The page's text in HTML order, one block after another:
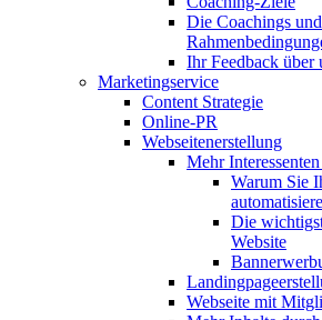
Die Coachings
Ihr Feedback über
Marketingservice
Content Strategie
Online-PR
Webseitenerstellung
Mehr
Warum Sie
Die
Website
Webseite mit